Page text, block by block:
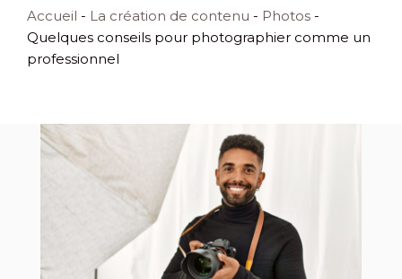
Accueil - La création de contenu - Photos -
Quelques conseils pour photographier comme un
professionnel